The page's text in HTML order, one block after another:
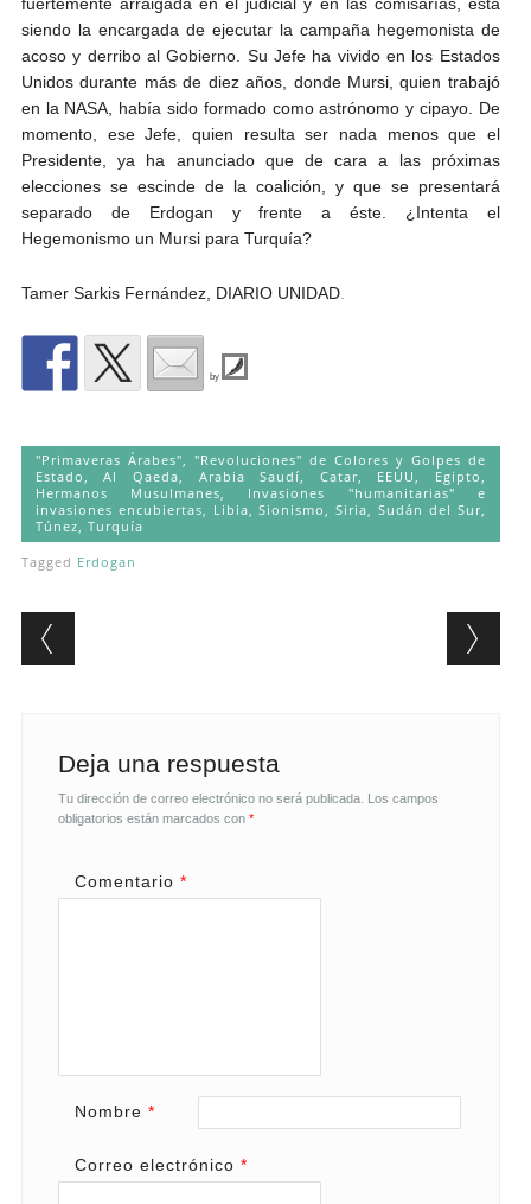
siendo la encargada de ejecutar la campaña hegemonista de
acoso y derribo al Gobierno. Su Jefe ha vivido en los Estados
Unidos durante más de diez años, donde Mursi, quien trabajó
en la NASA, había sido formado como astrónomo y cipayo. De
momento, ese Jefe, quien resulta ser nada menos que el
Presidente, ya ha anunciado que de cara a las próximas
elecciones se escinde de la coalición, y que se presentará
separado de Erdogan y frente a éste. ¿Intenta el
Hegemonismo un Mursi para Turquía?
Tamer Sarkis Fernández, DIARIO UNIDAD.
by
"Primaveras Árabes", "Revoluciones" de Colores y Golpes de
Estado
,Al Qaeda Arabia Saudí Catar, EEUU Egipto
Hermanos Musulmanes
Invasiones "humanitarias" e
invasiones encubiertas
Libia ,Sionismo ,Siria ,Sudán del Sur,
Túnez Turquía
Tagged Erdogan
Post navigation
Deja una respuesta
Tu dirección de correo electrónico no será publicada. Los campos
obligatorios están marcados con *
Comentario *
Nombre *
Correo electrónico *